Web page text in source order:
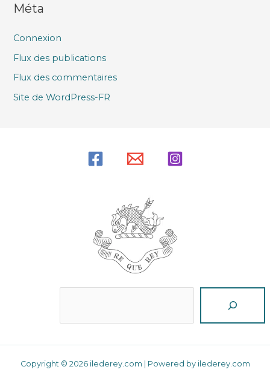
Méta
Connexion
Flux des publications
Flux des commentaires
Site de WordPress-FR
Copyright © 2026 ilederey.com | Powered by ilederey.com